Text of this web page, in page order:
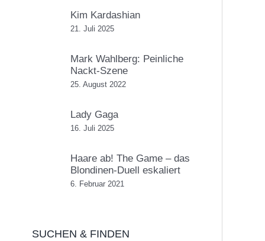
Kim Kardashian
21. Juli 2025
Mark Wahlberg: Peinliche
Nackt-Szene
25. August 2022
Lady Gaga
16. Juli 2025
Haare ab! The Game – das
Blondinen-Duell eskaliert
6. Februar 2021
SUCHEN & FINDEN